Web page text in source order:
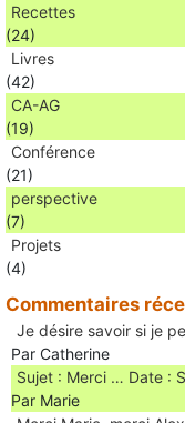
Recettes
(24)
Livres
(42)
CA-AG
(19)
Conférence
(21)
perspective
(7)
Projets
(4)
Commentaires
Je désire savoir si je
Par Catherine
Sujet : Merci … Date :
Par Marie